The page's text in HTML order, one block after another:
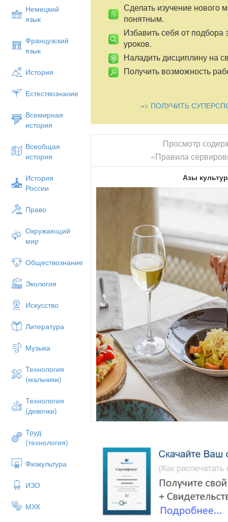
Немецкий
язык
Французский
язык
История
Естествознание
Всемирная
история
Всеобщая
история
История
России
Право
Окружающий
мир
Обществознание
Экология
Искусство
Литература
Музыка
Технология
(мальчики)
Технология
(девочки)
Труд
(технология)
Физкультура
ИЗО
МХК
Сделать изучение нового
понятным.
Избавить себя от подбора
уроков.
Наладить дисциплину на
Получить возможность
=> ПОЛУЧИТЬ
Просмотр
«Правила
Азы
наука. У каждого прибора
запутаться какой и для чего нужен,
По мере подачи новых блюд, мы
тому, что возле тарелки.
Разберем подробнее, какие